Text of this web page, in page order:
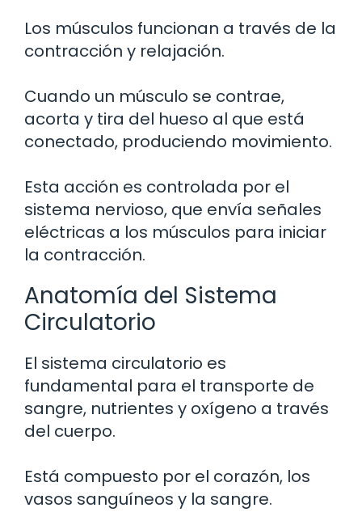
Los músculos funcionan a través de la
contracción y relajación.
Cuando un músculo se contrae,
acorta y tira del hueso al que está
conectado, produciendo movimiento.
Esta acción es controlada por el
sistema nervioso, que envía señales
eléctricas a los músculos para iniciar
la contracción.
Anatomía del Sistema
Circulatorio
El sistema circulatorio es
fundamental para el transporte de
sangre, nutrientes y oxígeno a través
del cuerpo.
Está compuesto por el corazón, los
vasos sanguíneos y la sangre.